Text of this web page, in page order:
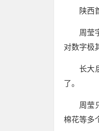
陕西
周莹
对数字极
长大
了。
周莹
棉花等多